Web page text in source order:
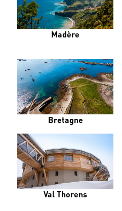
Madère
Bretagne
Val Thorens